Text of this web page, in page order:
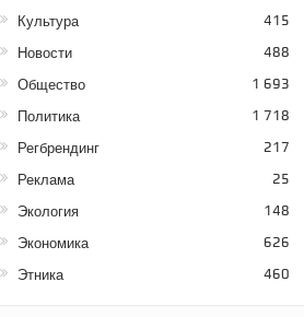
Культура 415
Новости 488
Общество 1 693
Политика 1 718
Регбрендинг 217
Реклама 25
Экология 148
Экономика 626
Этника 460